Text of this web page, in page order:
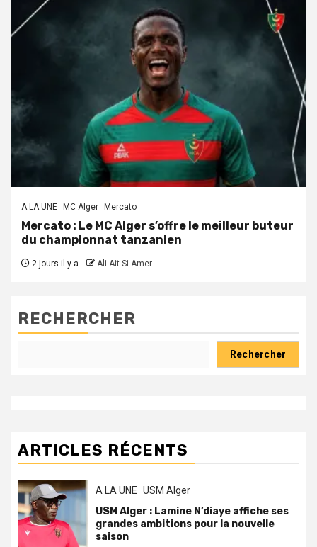
A LA UNE MC Alger Mercato
Mercato : Le MC Alger s’offre le meilleur buteur
du championnat tanzanien
2 jours il y a Ali Ait Si Amer
RECHERCHER
Rechercher
ARTICLES RÉCENTS
A LA UNE USM Alger
USM Alger : Lamine N’diaye affiche ses
grandes ambitions pour la nouvelle
saison